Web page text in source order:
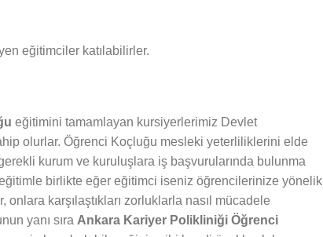
eğitimciler katılabilirler.
eğitimini tamamlayan kursiyerlerimiz Devlet
olurlar. Öğrenci Koçluğu mesleki yeterliliklerini elde
kurum ve kuruluşlara iş başvurularında bulunma
birlikte eğer eğitimci iseniz öğrencilerinize yönelik
karşılaştıkları zorluklarla nasıl mücadele
yanı sıra Ankara Kariyer Polikliniği Öğrenci